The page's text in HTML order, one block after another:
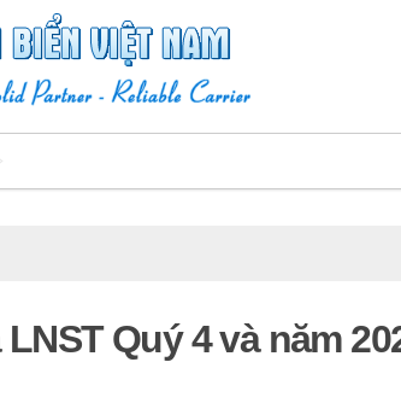
Quý 4 và năm